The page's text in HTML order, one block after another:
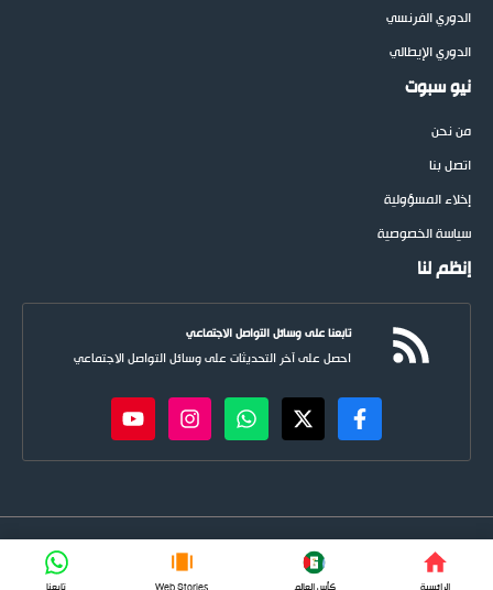
الدوري الفرنسي
الدوري الإيطالي
نيو سبوت
من نحن
اتصل بنا
إخلاء المسؤولية
سياسة الخصوصية
إنظم لنا
تابعنا على وسائل التواصل الاجتماعي
احصل على آخر التحديثات على وسائل التواصل الاجتماعي
newspoots.com • جميع الحقوق © محفوظة لموقع